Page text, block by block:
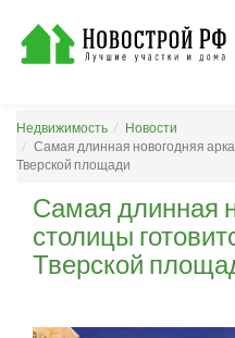
Недвижимость
Новости
Самая длинная новогодняя
Тверской площади
Самая длинная
столицы
Тверской